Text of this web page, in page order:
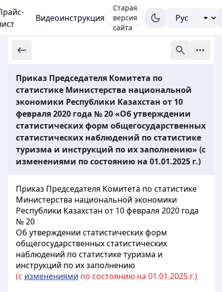
Видеоинструкция
Старая
версия
сайта
Приказ Председателя Комитета по
статистике Министерства национальной
экономики Республики Казахстан от 10
февраля 2020 года № 20 «Об утверждении
статистических форм общегосударственных
статистических наблюдений по статистике
туризма и инструкций по их заполнению» (с
изменениями по состоянию на 01.01.2025 г.)
Приказ Председателя Комитета по статистике
Министерства национальной экономики
Республики Казахстан от 10 февраля 2020 года
№ 20
Об утверждении статистических форм
общегосударственных статистических
наблюдений по статистике туризма и
инструкций по их заполнению
(с изменениями по состоянию на 01.01.2025 г.)